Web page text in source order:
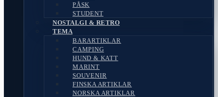
PÅSK
STUDENT
NOSTALGI & RETRO
TEMA
BARARTIKLAR
CAMPING
HUND & KATT
MARINT
SOUVENIR
FINSKA ARTIKLAR
NORSKA ARTIKLAR